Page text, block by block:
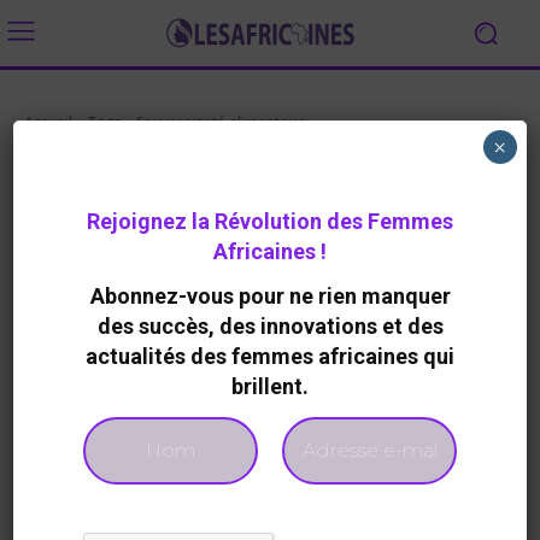
Accueil Tags Souveraineté alimentaire
alimentaire
Aucun article à afficher
Rejoignez la Révolution des Femmes
Africaines !
Abonnez-vous pour ne rien manquer
des succès, des innovations et des
actualités des femmes africaines qui
brillent.
×